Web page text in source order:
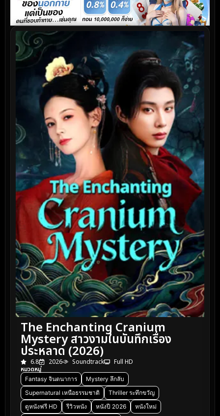
The Enchanting Cranium
Mystery สาวงามในบันทึกเรื่อง
ประหลาด (2026)
6.8 2026 Soundtrack
Full HD
หมวดหมู่
Fantasy จินตนาการ
Mystery ลึกลับ
Supernatural เหนือธรรมชาติ
Thriller ระทึกขวัญ
ดูหนังฟรี HD
รีวิวหนัง หนังปี 2026
หนังใหม่